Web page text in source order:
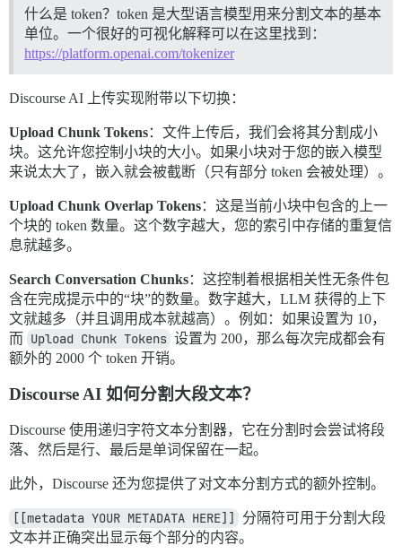
什么是 token？token 是大型语言模型用来分割文本的基本
单位。一个很好的可视化解释可以在这里找到：
https://platform.openai.com/tokenizer
Discourse AI 上传实现附带以下切换：
Upload Chunk Tokens：文件上传后，我们会将其分割成小
块。这允许您控制小块的大小。如果小块对于您的嵌入模型
来说太大了，嵌入就会被截断（只有部分 token 会被处理）。
Upload Chunk Overlap Tokens：这是当前小块中包含的上一
个块的 token 数量。这个数字越大，您的索引中存储的重复信
息就越多。
Search Conversation Chunks：这控制着根据相关性无条件包
含在完成提示中的“块”的数量。数字越大，LLM 获得的上下
文就越多（并且调用成本就越高）。例如：如果设置为 10，
而 Upload Chunk Tokens 设置为 200，那么每次完成都会有
额外的 2000 个 token 开销。
Discourse AI 如何分割大段文本？
Discourse 使用递归字符文本分割器，它在分割时会尝试将段
落、然后是行、最后是单词保留在一起。
此外，Discourse 还为您提供了对文本分割方式的额外控制。
[[metadata YOUR METADATA HERE]]
分隔符可用于分割大段
文本并正确突出显示每个部分的内容。